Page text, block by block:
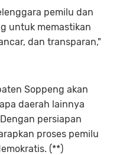
pemilu dan
untuk memastikan
dan transparan,"
Soppeng akan
daerah lainnya
persiapan
proses pemilu
(**)